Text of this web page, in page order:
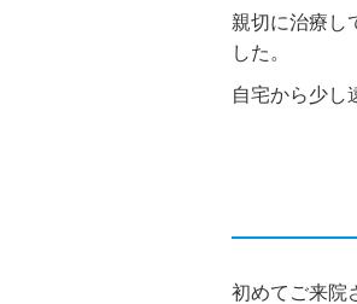
親切に治療し
した。
自宅から少し
初めてご来院